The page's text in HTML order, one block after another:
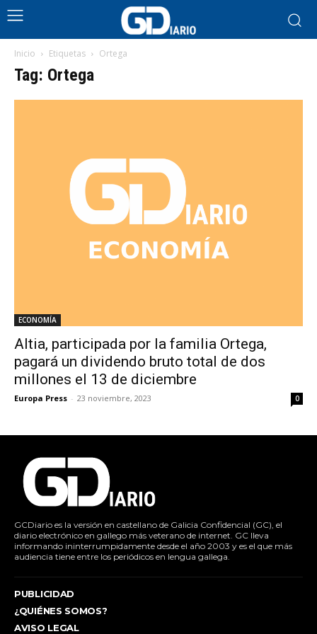
Inicio Etiquetas Ortega
Tag: Ortega
ECONOMÍA
Altia, participada por la familia Ortega,
pagará un dividendo bruto total de dos
millones el 13 de diciembre
Europa Press - 23 noviembre, 2023 0
GCDiario es la versión en castellano de Galicia Confidencial (GC), el
diario electrónico en gallego más veterano de internet. GC lleva
informando ininterrumpidamente desde el año 2003 y es el que más
audiencia tiene entre los periódicos en lengua gallega.
PUBLICIDAD
¿QUIÉNES SOMOS?
AVISO LEGAL